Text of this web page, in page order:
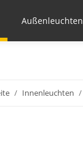
Außenleuchten
Innenleuchten